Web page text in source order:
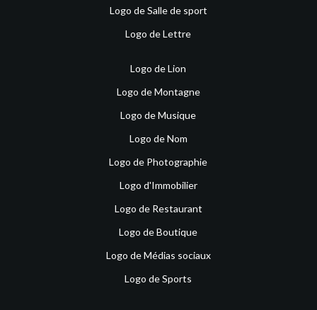
Logo de Salle de sport
Logo de Lettre
Logo de Lion
Logo de Montagne
Logo de Musique
Logo de Nom
Logo de Photographie
Logo d'Immobilier
Logo de Restaurant
Logo de Boutique
Logo de Médias sociaux
Logo de Sports